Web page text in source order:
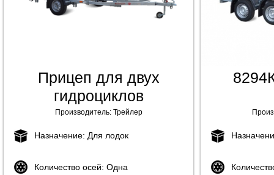
Прицеп для двух
гидроциклов
Производитель: Трейлер
Назначение: Для лодок
Количество осей: Одна